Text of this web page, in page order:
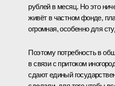
рублей в месяц. Но это
живёт в частном фонде,
огромная, особенно для
Поэтому потребность в
в связи с притоком
сдают единый